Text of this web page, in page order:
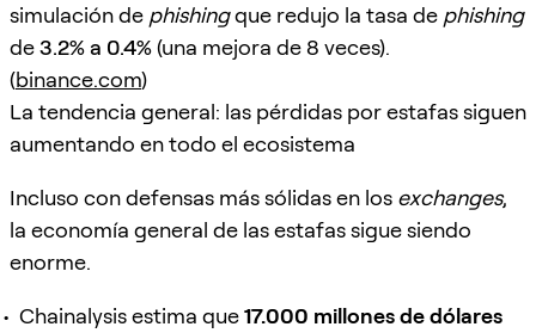
simulación de phishingque redujo la tasa de phishing
de3.2% a 0.4%(una mejora de 8 veces).
(binance.com)
La tendencia general: las pérdidas por estafas siguen
aumentando en todo el ecosistema
Incluso con defensas más sólidas en los exchanges,
la economía general de las estafas sigue siendo
enorme.
Chainalysis estima que17.000 millones de dólares